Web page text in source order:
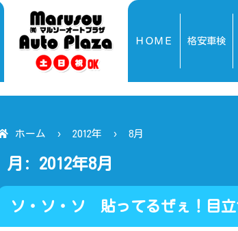
ＨＯＭＥ 格安車検
ホーム 2012年 8月
月: 2012年8月
ソ・ソ・ソ 貼ってるぜ